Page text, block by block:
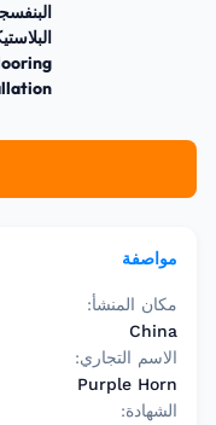
مواصفة
مكان المنشأ:
China
الاسم التجاري:
Purple Horn
الشهادة: